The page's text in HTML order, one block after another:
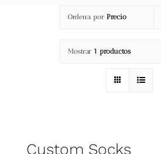
Inicio
About
Tienda
Ordena por Precio
Mostrar 1 productos
Custom Socks